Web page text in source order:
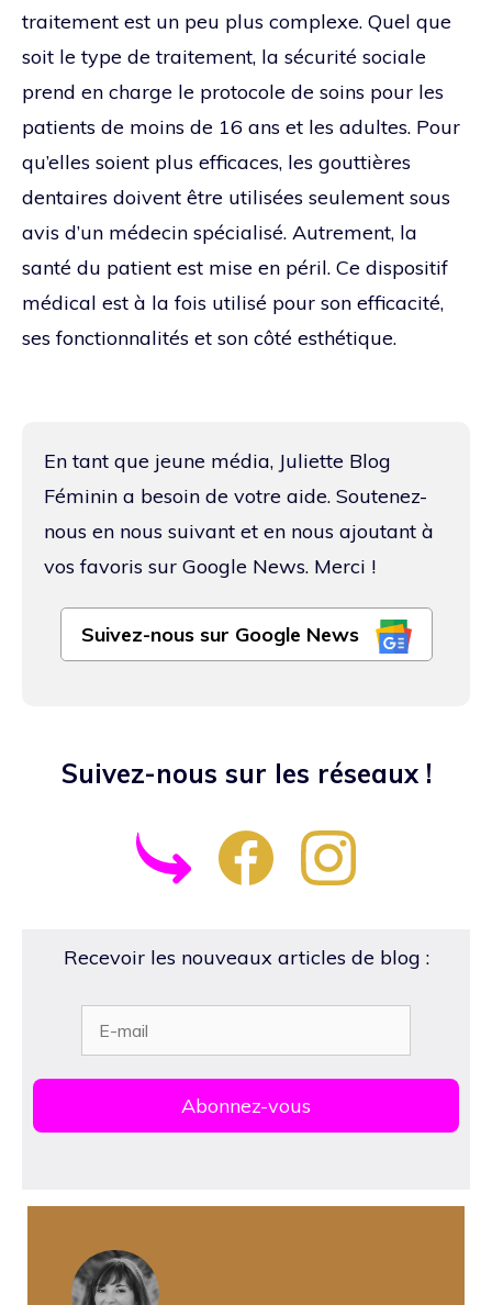
traitement est un peu plus complexe. Quel que
soit le type de traitement, la sécurité sociale
prend en charge le protocole de soins pour les
patients de moins de 16 ans et les adultes. Pour
qu’elles soient plus efficaces, les gouttières
dentaires doivent être utilisées seulement sous
avis d’un médecin spécialisé. Autrement, la
santé du patient est mise en péril. Ce dispositif
médical est à la fois utilisé pour son efficacité,
ses fonctionnalités et son côté esthétique.
En tant que jeune média, Juliette Blog
Féminin a besoin de votre aide. Soutenez-
nous en nous suivant et en nous ajoutant à
vos favoris sur Google News. Merci !
Suivez-nous sur Google News
Suivez-nous sur les réseaux !
Recevoir les nouveaux articles de blog :